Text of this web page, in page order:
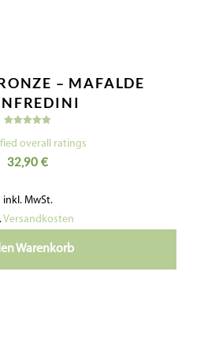
– MAFALDE
mit
von 5
overall ratings
32,90 €
inkl. MwSt.
Versandkosten
Warenkorb